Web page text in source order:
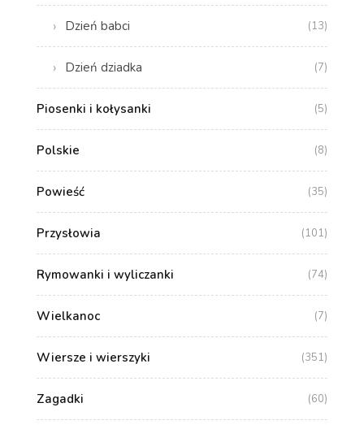
Dzień babci (13)
Dzień dziadka (7)
Piosenki i kołysanki (5)
Polskie (8)
Powieść (35)
Przysłowia (101)
Rymowanki i wyliczanki (74)
Wielkanoc (7)
Wiersze i wierszyki (351)
Zagadki (60)